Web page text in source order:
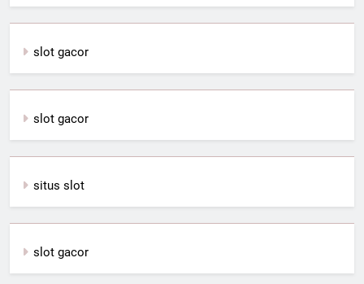
slot gacor
slot gacor
situs slot
slot gacor